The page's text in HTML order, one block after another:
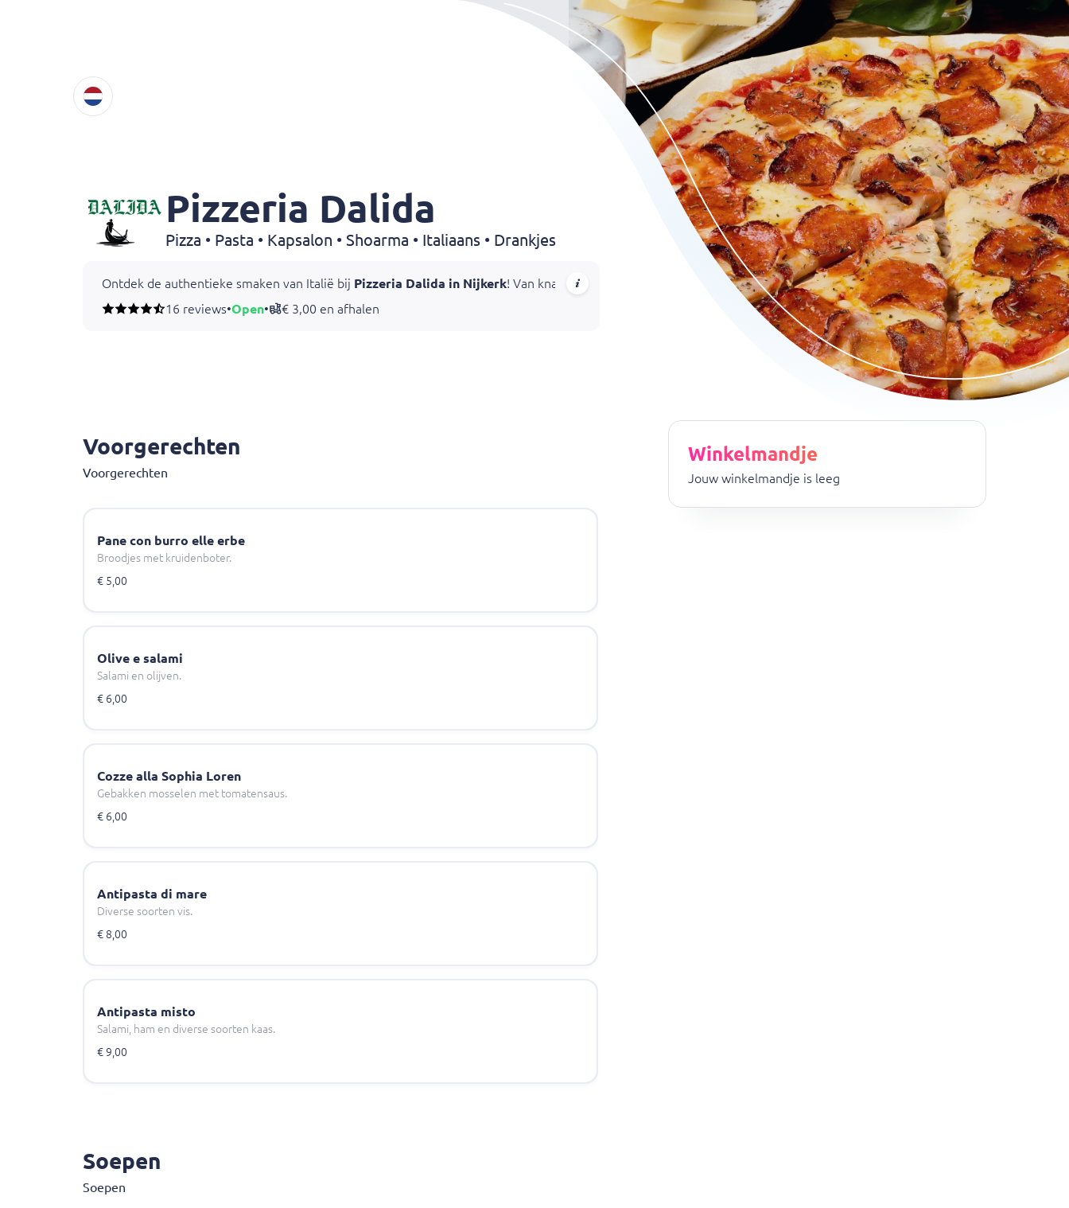
Pizzeria Dalida
Pizza • Pasta • Kapsalon • Shoarma • Italiaans • Drankjes
Ontdek de authentieke smaken van Italië bij Pizzeria Dalida in Nijkerk! Van knapperige pizza’s met verse ingrediënten tot rijkgevulssieke Margherita, een luxe pasta
16 reviews•Open• € 3,00 en afhalen
Voorgerechten
Voorgerechten
Pane con burro elle erbe
Broodjes met kruidenboter.
€ 5,00
Olive e salami
Salami en olijven.
€ 6,00
Cozze alla Sophia Loren
Gebakken mosselen met tomatensaus.
€ 6,00
Antipasta di mare
Diverse soorten vis.
€ 8,00
Antipasta misto
Salami, ham en diverse soorten kaas.
€ 9,00
Soepen
Soepen
Winkelmandje
Jouw winkelmandje is leeg